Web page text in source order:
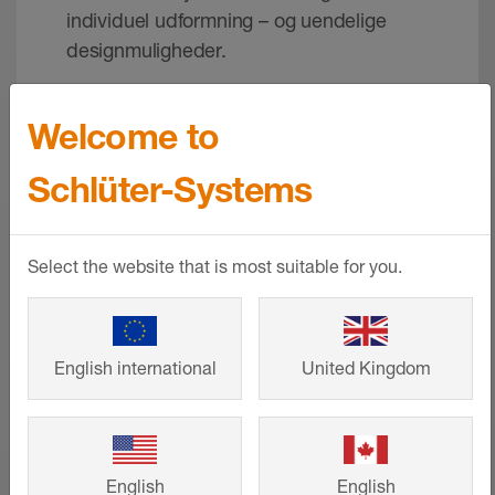
individuel udformning – og uendelige
designmuligheder.
SE MERE
Welcome to
Schlüter-Systems
Select the website that is most suitable for you.
English international United Kingdom
English English